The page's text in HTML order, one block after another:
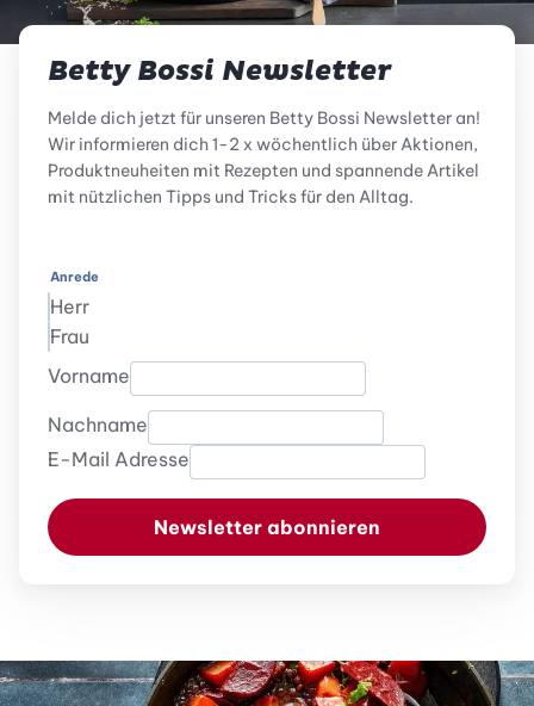
Betty Bossi Newsletter
Melde dich jetzt für unseren Betty Bossi Newsletter an!
Wir informieren dich 1-2 x wöchentlich über Aktionen,
Produktneuheiten mit Rezepten und spannende Artikel
mit nützlichen Tipps und Tricks für den Alltag.
Anrede
Herr
Frau
Vorname
Nachname
E-Mail Adresse
Newsletter abonnieren